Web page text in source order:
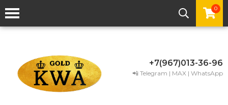
0
+7(967)013-36-96
📲 Telegram | MAX | WhatsApp